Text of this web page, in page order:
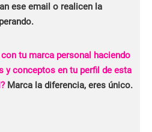
ese email o realicen la
tu marca personal haciendo
y conceptos en tu perfil de esta
Marca la diferencia, eres único.